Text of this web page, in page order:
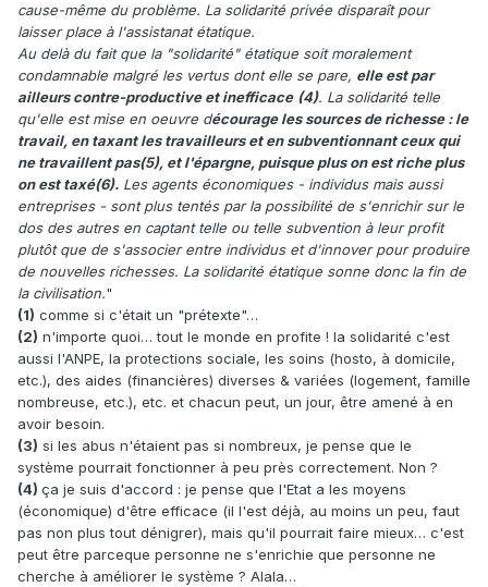
cause-même du problème. La solidarité privée disparaît pour
laisser place à l'assistanat étatique.
Au delà du fait que la "solidarité" étatique soit moralement
condamnable malgré les vertus dont elle se pare, elle est par
ailleurs contre-productive et inefficace (4). La solidarité telle
qu'elle est mise en oeuvre décourage les sources de richesse : le
travail, en taxant les travailleurs et en subventionnant ceux qui
ne travaillent pas(5), et l'épargne, puisque plus on est riche plus
on est taxé(6). Les agents économiques - individus mais aussi
entreprises - sont plus tentés par la possibilité de s'enrichir sur le
dos des autres en captant telle ou telle subvention à leur profit
plutôt que de s'associer entre individus et d'innover pour produire
de nouvelles richesses. La solidarité étatique sonne donc la fin de
la civilisation."
(1) comme si c'était un "prétexte"…
(2) n'importe quoi… tout le monde en profite ! la solidarité c'est
aussi l'ANPE, la protections sociale, les soins (hosto, à domicile,
etc.), des aides (financières) diverses & variées (logement, famille
nombreuse, etc.), etc. et chacun peut, un jour, être amené à en
avoir besoin.
(3) si les abus n'étaient pas si nombreux, je pense que le
système pourrait fonctionner à peu près correctement. Non ?
(4) ça je suis d'accord : je pense que l'Etat a les moyens
(économique) d'être efficace (il l'est déjà, au moins un peu, faut
pas non plus tout dénigrer), mais qu'il pourrait faire mieux… c'est
peut être parceque personne ne s'enrichie que personne ne
cherche à améliorer le système ? Alala…